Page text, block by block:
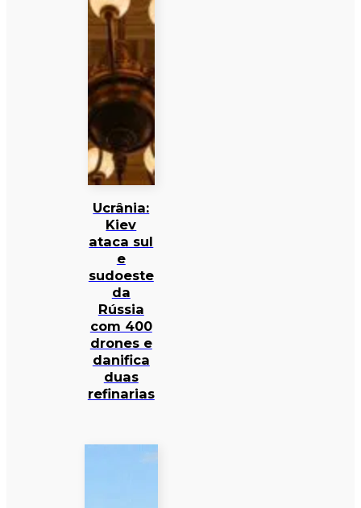
Ucrânia:
Kiev
ataca sul
e
sudoeste
da
Rússia
com 400
drones e
danifica
duas
refinarias